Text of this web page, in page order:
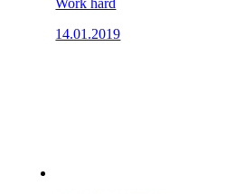
Work hard
14.01.2019